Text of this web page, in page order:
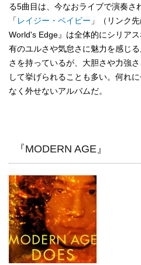
る5曲目は、今なおライブで演奏さ
「 レイジー・ベイビー 」（リンク
World's Edge』は全体的にシリア
有のユルさや気怠さに魅力を感じ
さを持っているが、大胆さや力強
して挙げられることも多い。何れ
なく外せないアルバムだ。
『MODERN AGE』